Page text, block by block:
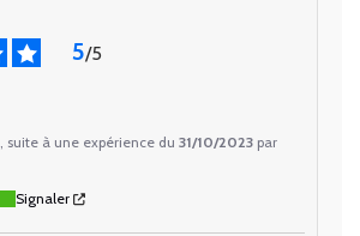
5/5
, suite à une expérience du 31/10/2023 par
Signaler